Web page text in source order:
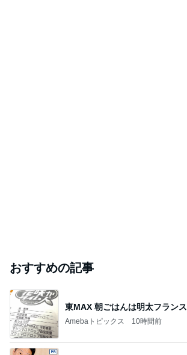
おすすめの記事
東MAX 朝ごはんは明太フランス
Amebaトピックス 10時間前